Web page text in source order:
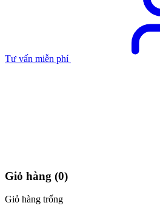
Tư vấn miễn phí
Giỏ hàng (0)
Giỏ hàng trống